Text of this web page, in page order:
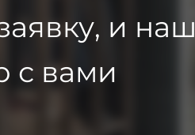
и наш
с вами